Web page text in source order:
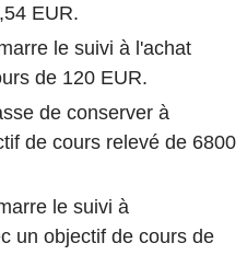
EUR.
le suivi à l'achat
de 120 EUR.
de conserver à
de cours relevé de 6800
le suivi à
un objectif de cours de